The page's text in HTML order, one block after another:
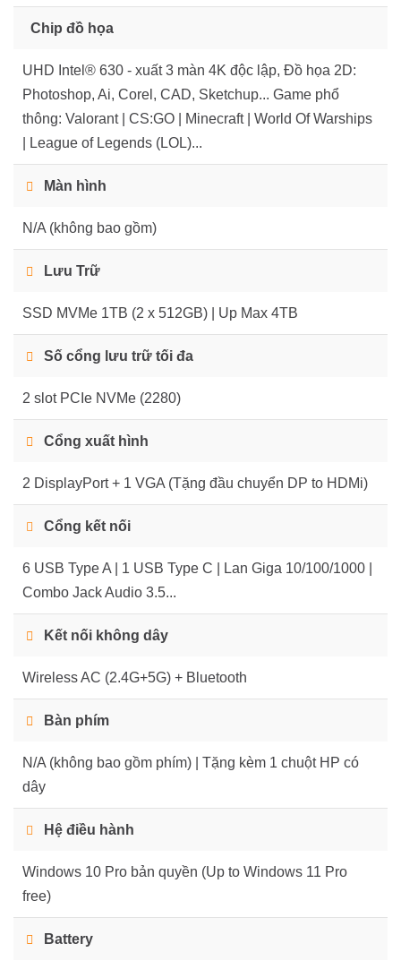
Chip đồ họa
UHD Intel® 630 - xuất 3 màn 4K độc lập, Đồ họa 2D:
Photoshop, Ai, Corel, CAD, Sketchup... Game phổ
thông: Valorant | CS:GO | Minecraft | World Of Warships
| League of Legends (LOL)...
Màn hình
N/A (không bao gồm)
Lưu Trữ
SSD MVMe 1TB (2 x 512GB) | Up Max 4TB
Số cổng lưu trữ tối đa
2 slot PCIe NVMe (2280)
Cổng xuất hình
2 DisplayPort + 1 VGA (Tặng đầu chuyển DP to HDMi)
Cổng kết nối
6 USB Type A | 1 USB Type C | Lan Giga 10/100/1000 |
Combo Jack Audio 3.5...
Kết nối không dây
Wireless AC (2.4G+5G) + Bluetooth
Bàn phím
N/A (không bao gồm phím) | Tặng kèm 1 chuột HP có
dây
Hệ điều hành
Windows 10 Pro bản quyền (Up to Windows 11 Pro
free)
Battery